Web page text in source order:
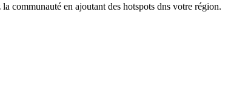
communauté en ajoutant des hotspots dns votre région.